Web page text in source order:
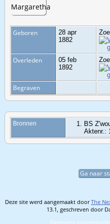
Geboren
28 apr
1882
Overleden
05 feb
1892
Begraven
Bronnen
BS
Aktenr.:
Ga naar
Deze site werd aangemaakt doorThe
13.1, geschreven door
Gegevens